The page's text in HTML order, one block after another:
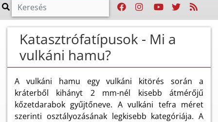
Katasztrófatípusok - Mi a
vulkáni hamu?
A vulkáni hamu egy vulkáni kitörés során a
kráterből kihányt 2 mm-nél kisebb átmérőjű
kőzetdarabok gyűjtőneve. A vulkáni tefra méret
szerinti osztályozásának legkisebb kategóriája. A